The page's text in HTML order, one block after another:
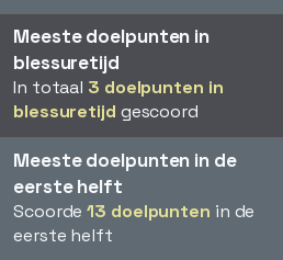
Meeste doelpunten in
blessuretijd
In totaal 3 doelpunten in
blessuretijd gescoord
Meeste doelpunten in de
eerste helft
Scoorde13 doelpunten in de
eerste helft